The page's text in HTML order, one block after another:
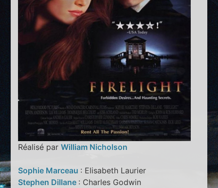
Réalisé parWilliam Nicholson
Sophie Marceau : Elisabeth Laurier
Stephen Dillane : Charles Godwin